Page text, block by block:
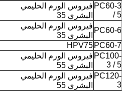
PC60-3
/ 5
فيروس الورم الحليمي
البشري 35
PC60-6
فيروس الورم الحليمي
البشري 35
PC60-7
HPV75
PC100-
3 / 5
فيروس الورم الحليمي
البشري 55
PC120-
3
فيروس الورم الحليمي
البشري 55